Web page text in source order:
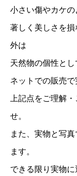
小さい傷やカケの
著しく美しさを
外は
天然物の個性とし
ネットでの販売
上記点をご理解
せ。
また、実物と写
ます。
できる限り実物